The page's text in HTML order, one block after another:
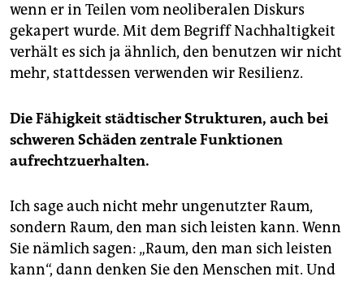
wenn er in Teilen vom neoliberalen Diskurs
gekapert wurde. Mit dem Begriff Nachhaltigkeit
verhält es sich ja ähnlich, den benutzen wir nicht
mehr, stattdessen verwenden wir Resilienz.
Die Fähigkeit städtischer Strukturen, auch bei
schweren Schäden zentrale Funktionen
aufrechtzuerhalten.
Ich sage auch nicht mehr ungenutzter Raum,
sondern Raum, den man sich leisten kann. Wenn
Sie nämlich sagen: „Raum, den man sich leisten
kann“, dann denken Sie den Menschen mit. Und